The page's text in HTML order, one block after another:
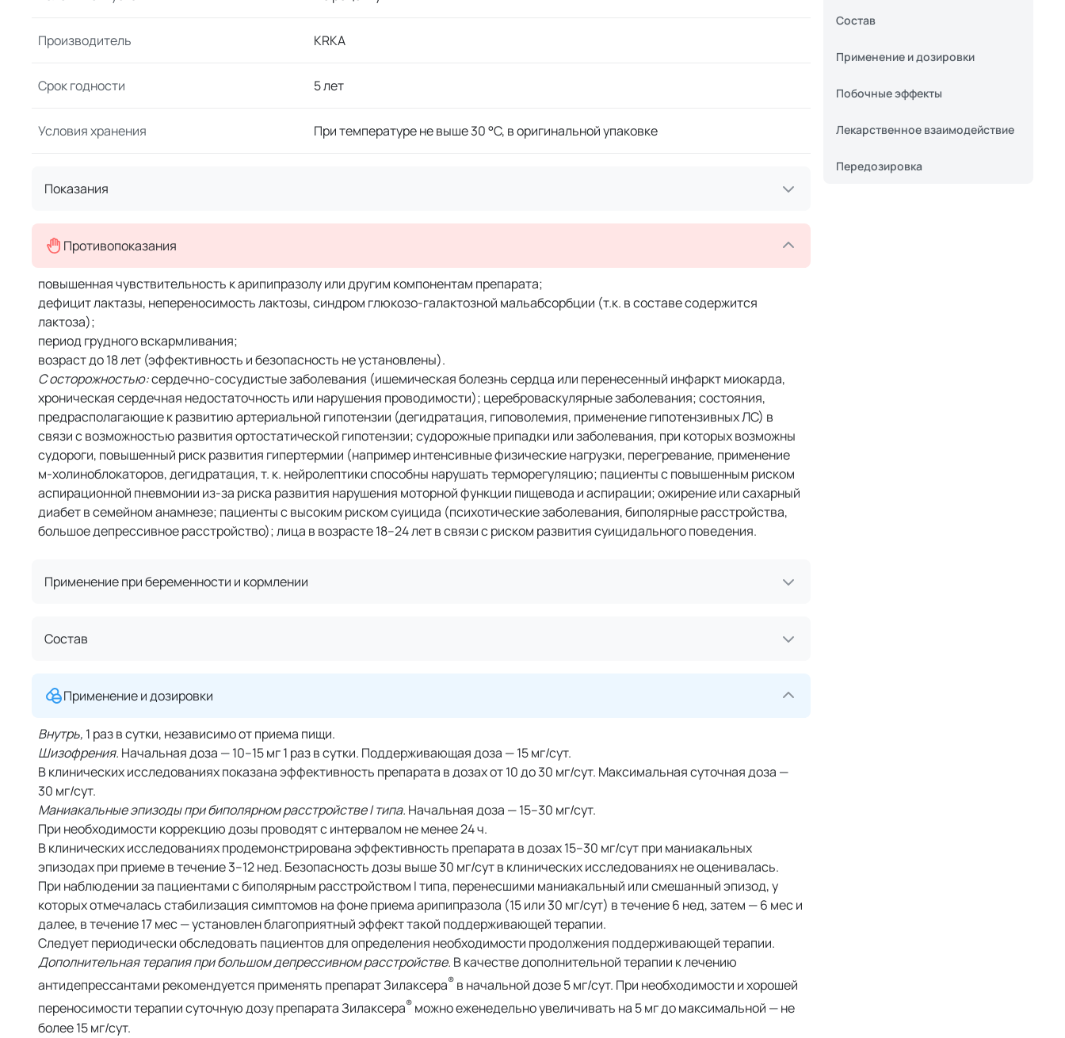
Производитель KRKA
Срок годности 5 лет
Условия хранения При температуре не выше 30 °C, в оригинальной упаковке
Показания
Противопоказания
повышенная чувствительность к арипипразолу или другим компонентам препарата;
дефицит лактазы, непереносимость лактозы, синдром глюкозо-галактозной мальабсорбции (т.к. в составе содержится
лактоза);
период грудного вскармливания;
возраст до 18 лет (эффективность и безопасность не установлены).
С осторожностью:сердечно-сосудистые заболевания (ишемическая болезнь сердца или перенесенный инфаркт миокарда,
хроническая сердечная недостаточность или нарушения проводимости); цереброваскулярные заболевания; состояния,
предрасполагающие к развитию артериальной гипотензии (дегидратация, гиповолемия, применение гипотензивных ЛС) в
связи с возможностью развития ортостатической гипотензии; судорожные припадки или заболевания, при которых возможны
судороги, повышенный риск развития гипертермии (например интенсивные физические нагрузки, перегревание, применение
м-холиноблокаторов, дегидратация, т. к. нейролептики способны нарушать терморегуляцию; пациенты с повышенным риском
аспирационной пневмонии из-за риска развития нарушения моторной функции пищевода и аспирации; ожирение или сахарный
диабет в семейном анамнезе; пациенты с высоким риском суицида (психотические заболевания, биполярные расстройства,
большое депрессивное расстройство); лица в возрасте 18–24 лет в связи с риском развития суицидального поведения.
Применение при беременности и кормлении
Состав
Применение и дозировки
Внутрь, 1 раз в сутки, независимо от приема пищи.
Шизофрения. Начальная доза — 10–15 мг 1 раз в сутки. Поддерживающая доза — 15 мг/сут.
В клинических исследованиях показана эффективность препарата в дозах от 10 до 30 мг/сут. Максимальная суточная доза —
30 мг/сут.
Маниакальные эпизоды при биполярном расстройстве I типа. Начальная доза — 15–30 мг/сут.
При необходимости коррекцию дозы проводят с интервалом не менее 24 ч.
В клинических исследованиях продемонстрирована эффективность препарата в дозах 15–30 мг/сут при маниакальных
эпизодах при приеме в течение 3–12 нед. Безопасность дозы выше 30 мг/сут в клинических исследованиях не оценивалась.
При наблюдении за пациентами с биполярным расстройством I типа, перенесшими маниакальный или смешанный эпизод, у
которых отмечалась стабилизация симптомов на фоне приема арипипразола (15 или 30 мг/сут) в течение 6 нед, затем — 6 мес и
далее, в течение 17 мес — установлен благоприятный эффект такой поддерживающей терапии.
Следует периодически обследовать пациентов для определения необходимости продолжения поддерживающей терапии.
Дополнительная терапия при большом депрессивном расстройстве. В качестве дополнительной терапии к лечению
антидепрессантами рекомендуется применять препарат Зилаксера® в начальной дозе 5 мг/сут. При необходимости и хорошей
переносимости терапии суточную дозу препарата Зилаксера® можно еженедельно увеличивать на 5 мг до максимальной — не
более 15 мг/сут.
Состав
Применение и дозировки
Побочные эффекты
Лекарственное взаимодействие
Передозировка